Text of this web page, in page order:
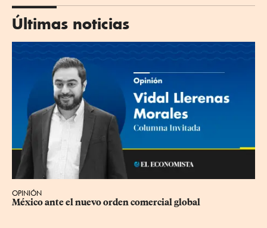
Últimas noticias
OPINIÓN
México ante el nuevo orden comercial global